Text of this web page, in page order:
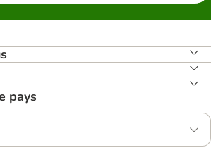
pays